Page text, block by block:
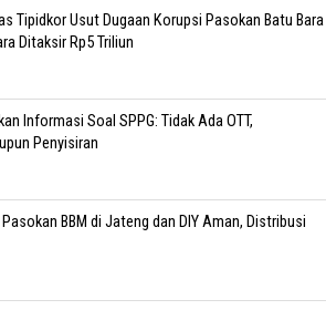
Tipidkor Usut Dugaan Korupsi Pasokan Batu Bara
Ditaksir Rp5 Triliun
Informasi Soal SPPG: Tidak Ada OTT,
Penyisiran
BBM di Jateng dan DIY Aman, Distribusi